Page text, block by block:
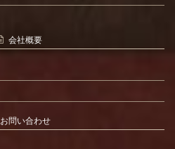
会社概要
お問い合わせ